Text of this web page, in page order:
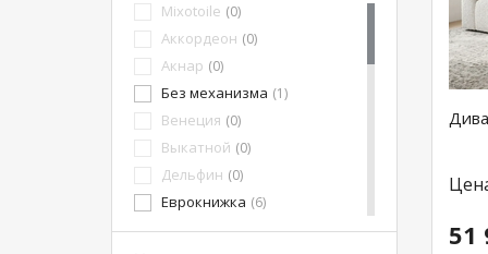
51
Mixotoile (0)
Аккордеон (0)
Акнар (0)
Без механизма (1)
Венеция (0)
Выкатной (0)
Дельфин (0)
Еврокнижка (6)
Канапе(0)